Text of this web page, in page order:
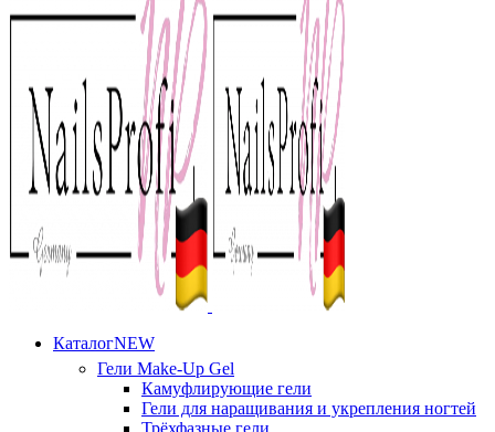
КаталогNEW
Гели Make-Up Gel
Камуфлирующие гели
Гели для наращивания и укрепления ногтей
Трёхфазные гели